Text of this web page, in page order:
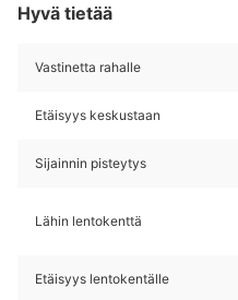
Hyvä tietää
Vastinetta rahalle
Etäisyys keskustaan
Sijainnin pisteytys
Lähin lentokenttä
Etäisyys lentokentälle